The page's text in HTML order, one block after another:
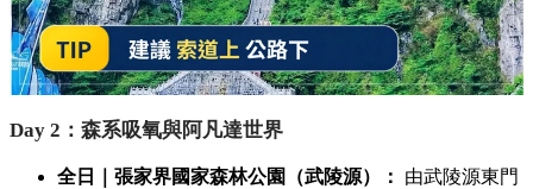
Day 2：森系吸氧與阿凡達世界
全日｜張家界國家森林公園（武陵源）：
由武陵源東門